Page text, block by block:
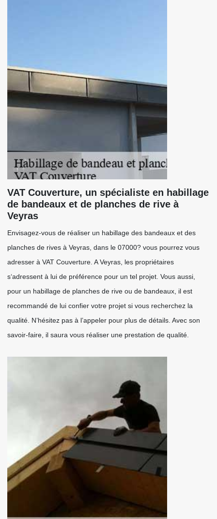
VAT Couverture, un spécialiste en habillage
de bandeaux et de planches de rive à
Veyras
Envisagez-vous de réaliser un habillage des bandeaux et des
planches de rives à Veyras, dans le 07000? vous pourrez vous
adresser à VAT Couverture. A Veyras, les propriétaires
s‘adressent à lui de préférence pour un tel projet. Vous aussi,
pour un habillage de planches de rive ou de bandeaux, il est
recommandé de lui confier votre projet si vous recherchez la
qualité. N’hésitez pas à l’appeler pour plus de détails. Avec son
savoir-faire, il saura vous réaliser une prestation de qualité.